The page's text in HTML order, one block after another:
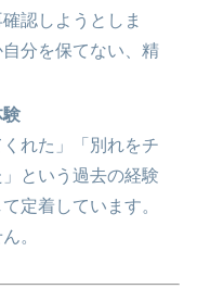
認しようとしま
分を保てない、精
験
れた」「別れをチ
という過去の経験
定着しています。
。